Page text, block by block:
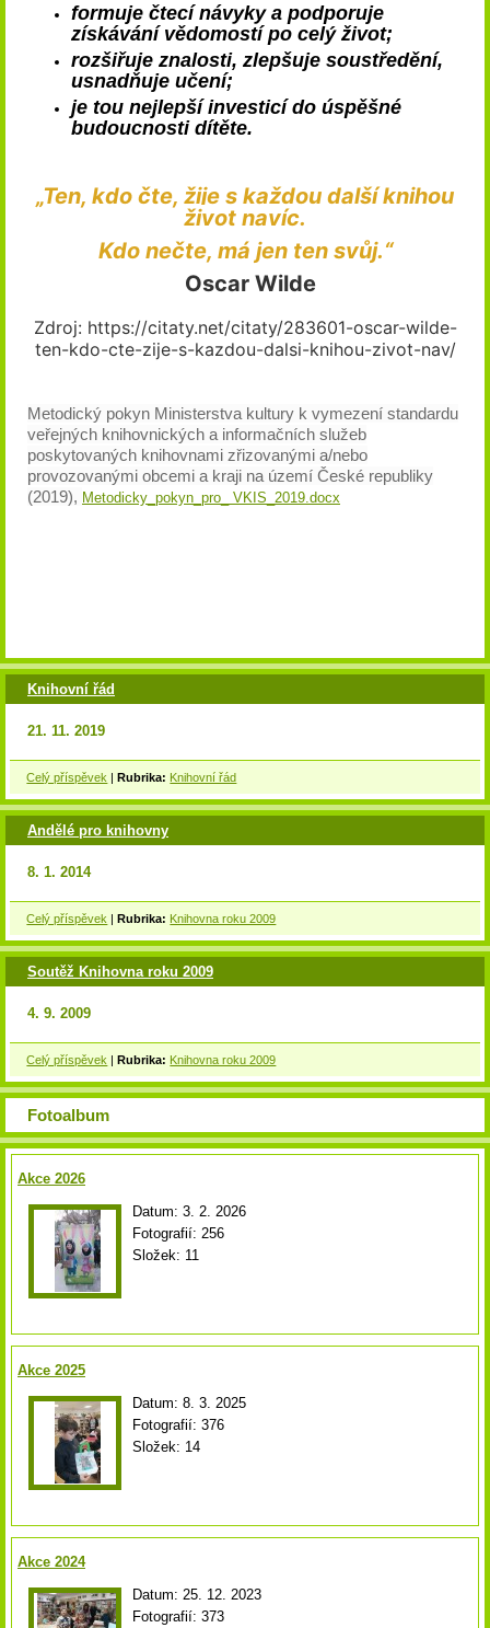
formuje čtecí návyky a podporuje
získávání vědomostí po celý život;
rozšiřuje znalosti, zlepšuje soustředění,
usnadňuje učení;
je tou nejlepší investicí do úspěšné
budoucnosti dítěte.
„Ten, kdo čte, žije s každou další knihou
život navíc.
Kdo nečte, má jen ten svůj.“
Oscar Wilde
Zdroj: https://citaty.net/citaty/283601-oscar-wilde-
ten-kdo-cte-zije-s-kazdou-dalsi-knihou-zivot-nav/
Metodický pokyn Ministerstva kultury k vymezení standardu
veřejných knihovnických a informačních služeb
poskytovaných knihovnami zřizovanými a/nebo
provozovanými obcemi a kraji na území České republiky
(2019), Metodicky_pokyn_pro_ VKIS_2019.docx
Knihovní řád
21. 11. 2019
Celý příspěvek |Rubrika: Knihovní řád
Andělé pro knihovny
8. 1. 2014
Celý příspěvek |Rubrika: Knihovna roku 2009
Soutěž Knihovna roku 2009
4. 9. 2009
Celý příspěvek |Rubrika: Knihovna roku 2009
Fotoalbum
Akce 2026
Datum: 3. 2. 2026
Fotografií: 256
Složek: 11
Akce 2025
Datum: 8. 3. 2025
Fotografií: 376
Složek: 14
Akce 2024
Datum: 25. 12. 2023
Fotografií: 373